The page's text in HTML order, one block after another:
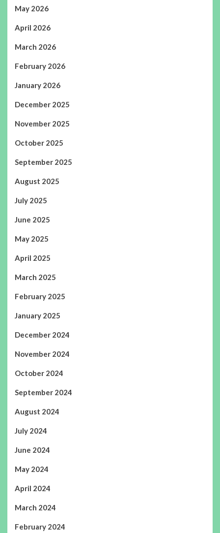
May 2026
April 2026
March 2026
February 2026
January 2026
December 2025
November 2025
October 2025
September 2025
August 2025
July 2025
June 2025
May 2025
April 2025
March 2025
February 2025
January 2025
December 2024
November 2024
October 2024
September 2024
August 2024
July 2024
June 2024
May 2024
April 2024
March 2024
February 2024